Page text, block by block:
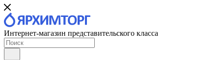
Интернет-магазин представительского класса